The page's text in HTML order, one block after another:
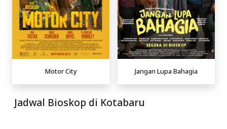
Motor City Jangan Lupa Bahagia
Jadwal Bioskop di Kotabaru